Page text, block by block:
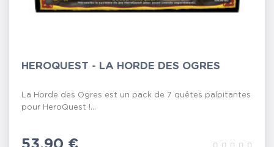
HEROQUEST - LA HORDE DES OGRES
La Horde des Ogres est un pack de 7 quêtes palpitantes
pour HeroQuest !...